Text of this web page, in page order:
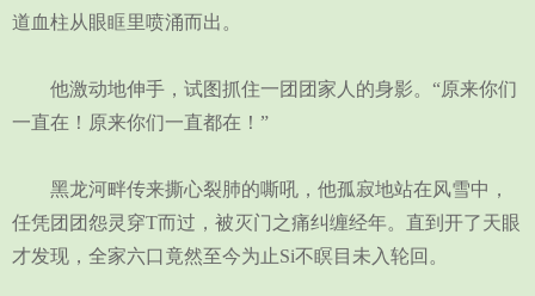
道血柱从眼眶里喷涌而出。
他激动地伸手，试图抓住一团团家人的身影。“原来你们
一直在！原来你们一直都在！”
黑龙河畔传来撕心裂肺的嘶吼，他孤寂地站在风雪中，
任凭团团怨灵穿T而过，被灭门之痛纠缠经年。直到开了天眼
才发现，全家六口竟然至今为止Si不瞑目未入轮回。